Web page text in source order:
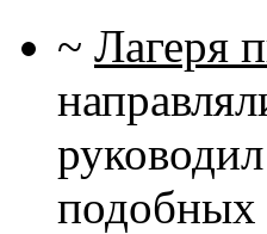
~ Лагеря
подобных